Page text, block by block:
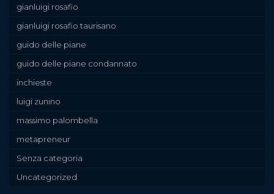
gianluigi rosafio
gianluigi rosafio taurisano
guido delle piane
guido delle piane condannato
inchieste
luigi zunino
massimo palombella
metapreneur
Senza categoria
Uncategorized